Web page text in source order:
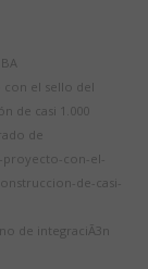
con el sello del
de casi 1.000
de
con-el-
de-casi-
de integraciÃ3n